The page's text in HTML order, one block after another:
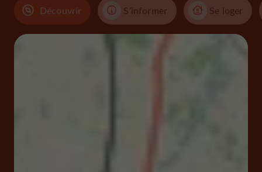
Découvrir S'informer Se loger